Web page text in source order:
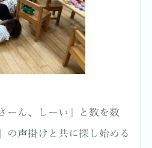
ーん、しーい」と数を数
の声掛けと共に探し始める